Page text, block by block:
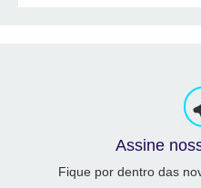
Assine
Fique por dentro das